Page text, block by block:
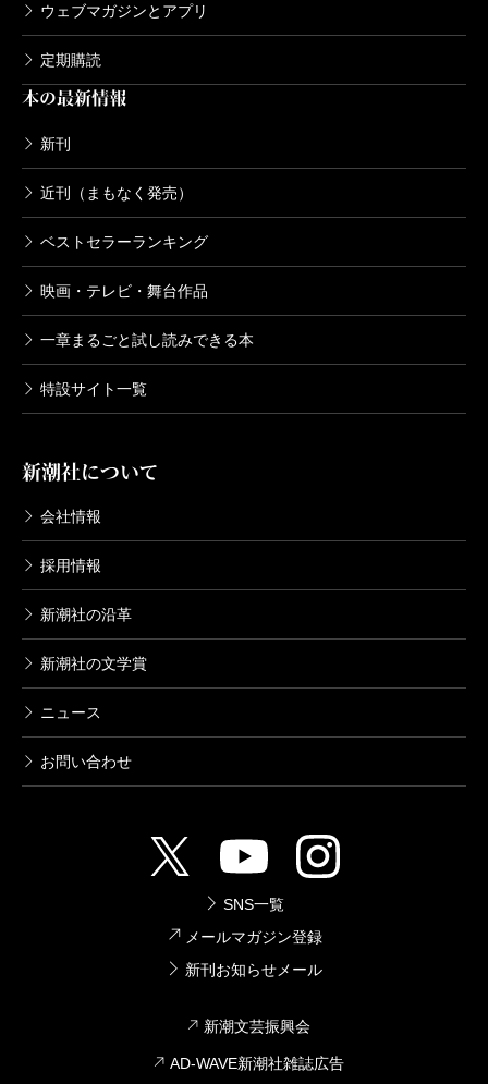
ウェブマガジンとアプリ
定期購読
本の最新情報
新刊
近刊（まもなく発売）
ベストセラーランキング
映画・テレビ・舞台作品
一章まるごと試し読みできる本
特設サイト一覧
新潮社について
会社情報
採用情報
新潮社の沿革
新潮社の文学賞
ニュース
お問い合わせ
SNS一覧
メールマガジン登録
新刊お知らせメール
新潮文芸振興会
AD-WAVE新潮社雑誌広告